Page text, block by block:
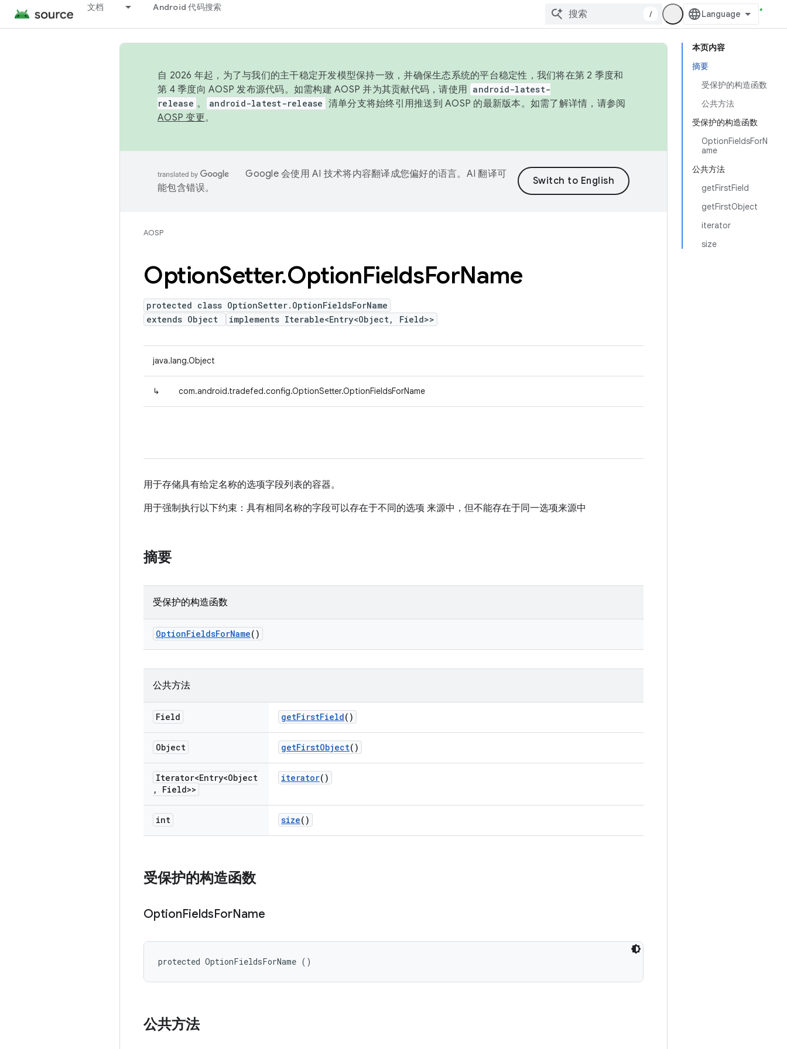
文档 Android 代码搜索
/
本页内容
摘要
受保护的构造函数
公共方法
受保护的构造函数
OptionFieldsForN
ame
公共方法
getFirstField
getFirstObject
iterator
size
自 2026 年起，为了与我们的主干稳定开发模型保持一致，并确保生态系统的平台稳定性，我们将在第 2 季度和
第 4 季度向 AOSP 发布源代码。如需构建 AOSP 并为其贡献代码，请使用 android-latest-
release 。 android-latest-release 清单分支将始终引用推送到 AOSP 的最新版本。如需了解详情，请参阅
AOSP 变更。
Google 会使用 AI 技术将内容翻译成您偏好的语言。AI 翻译可
能包含错误。
AOSP
OptionSetter.OptionFieldsForName
protected class OptionSetter.OptionFieldsForName
extends Object
implements Iterable<Entry<Object, Field>>
java.lang.Object
↳ com.android.tradefed.config.OptionSetter.OptionFieldsForName
用于存储具有给定名称的选项字段列表的容器。
用于强制执行以下约束：具有相同名称的字段可以存在于不同的选项 来源中，但不能存在于同一选项来源中
摘要
受保护的构造函数
OptionFieldsForName()
公共方法
Field getFirstField()
Object getFirstObject()
Iterator<Entry<Object
,
Field>>
iterator()
int size()
受保护的构造函数
OptionFieldsForName
protected OptionFieldsForName ()
公共方法